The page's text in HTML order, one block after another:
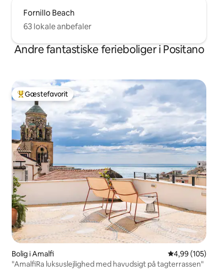
Fornillo Beach
63 lokale anbefaler
Andre fantastiske ferieboliger i Positano
Bedste gæstefavorit
Gæstefavorit
Bolig i Amalfi 4,99 ud af 5 i
4,99 (105)
"AmalfiRa luksuslejlighed med havudsigt på tagterrassen"